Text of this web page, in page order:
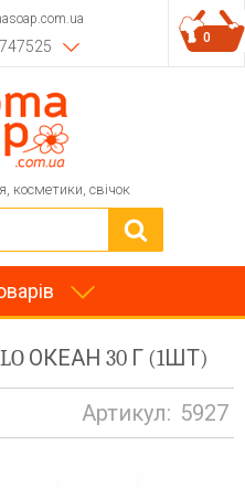
косметики, свічок
0
ОКЕАН 30 Г (1ШТ)
Артикул: 5927